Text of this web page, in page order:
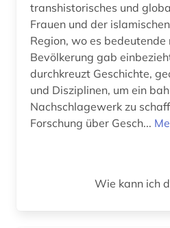
transhistorisches und
Frauen und der
Region, wo es bedeutende
Bevölkerung gab
durchkreuzt Geschichte,
und Disziplinen, um ein
Nachschlagewerk zu
Forschung über Gesch...
Wie kann ich